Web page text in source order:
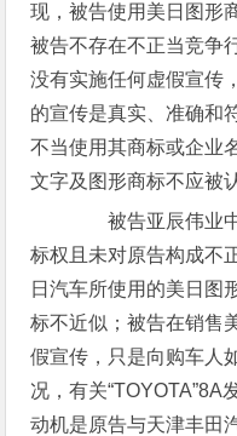
现，被告使用美日图形
被告不存在不正当竞争
没有实施任何虚假宣传
的宣传是真实、准确和
不当使用其商标或企业
文字及图形商标不应被
被告亚辰伟业中
标权且未对原告构成不
日汽车所使用的美日图
标不近似；被告在销售
假宣传，只是向购车人
况，有关“TOYOTA”8A
动机是原告与天津丰田